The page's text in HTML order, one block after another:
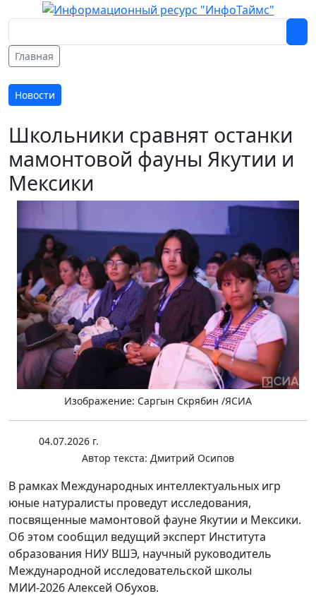
Главная
Новости
Школьники сравнят останки
мамонтовой фауны Якутии и
Мексики
Изображение: Саргын Скрябин /ЯСИА
04.07.2026 г.
Автор текста: Дмитрий Осипов
В рамках Международных интеллектуальных игр
юные натуралисты проведут исследования,
посвященные мамонтовой фауне Якутии и Мексики.
Об этом сообщил ведущий эксперт Института
образования НИУ ВШЭ, научный руководитель
Международной исследовательской школы
МИИ-2026 Алексей Обухов.